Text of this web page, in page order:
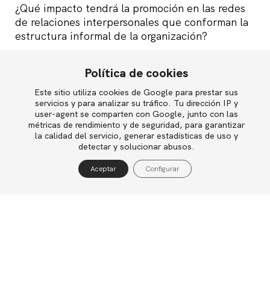
English
Política de privacidad
Política de cookies
¿Qué impacto tendrá la promoción en las redes
de relaciones interpersonales que conforman la
estructura informal de la organización?
que el individuo a promocionar trabaja
actualmente? ¿Y por quienes serán sus nuevos
jefes, compañeros, o colaboradores?
¿Son realistas nuestras expectativas acerca de lo
que esperamos que consiga la persona en su
nuevo puesto, teniendo en cuenta los recursos
con que contará y sus capacidades personales?
Política de cookies
Este sitio utiliza cookies de Google para prestar sus
servicios y para analizar su tráfico. Tu dirección IP y
user-agent se comparten con Google, junto con las
métricas de rendimiento y de seguridad, para garantizar
la calidad del servicio, generar estadísticas de uso y
detectar y solucionar abusos.
Aceptar Configurar